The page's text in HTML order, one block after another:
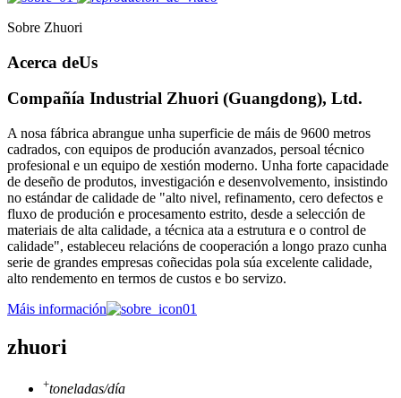
Sobre Zhuori
Acerca deUs
Compañía Industrial Zhuori (Guangdong), Ltd.
A nosa fábrica abrangue unha superficie de máis de 9600 metros
cadrados, con equipos de produción avanzados, persoal técnico
profesional e un equipo de xestión moderno. Unha forte capacidade
de deseño de produtos, investigación e desenvolvemento, insistindo
no estándar de calidade de "alto nivel, refinamento, cero defectos e
fluxo de produción e procesamento estrito, desde a selección de
materiais de alta calidade, a técnica ata a estrutura e o control de
calidade", estableceu relacións de cooperación a longo prazo cunha
serie de grandes empresas coñecidas pola súa excelente calidade,
alto rendemento en termos de custos e bo servizo.
Máis información
zhuori
+toneladas/día